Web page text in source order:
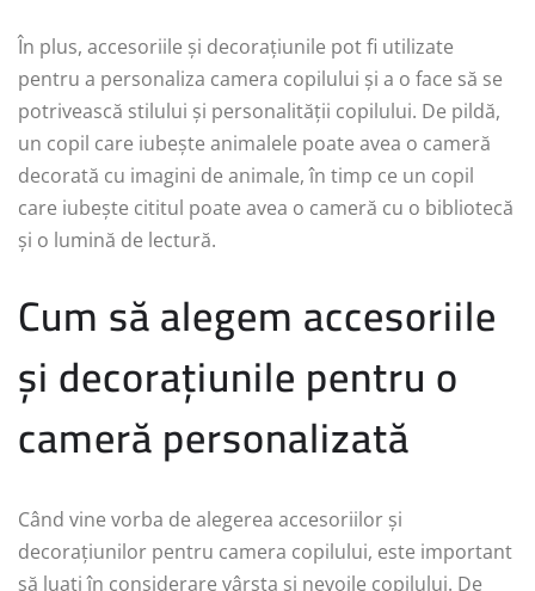
În plus, accesoriile și decorațiunile pot fi utilizate
pentru a personaliza camera copilului și a o face să se
potrivească stilului și personalității copilului. De pildă,
un copil care iubește animalele poate avea o cameră
decorată cu imagini de animale, în timp ce un copil
care iubește cititul poate avea o cameră cu o bibliotecă
și o lumină de lectură.
Cum să alegem accesoriile
și decorațiunile pentru o
cameră personalizată
Când vine vorba de alegerea accesoriilor și
decorațiunilor pentru camera copilului, este important
să luați în considerare vârsta și nevoile copilului. De